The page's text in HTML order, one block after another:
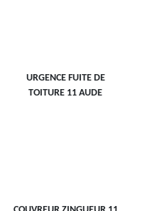
URGENCE FUITE DE
TOITURE 11 AUDE